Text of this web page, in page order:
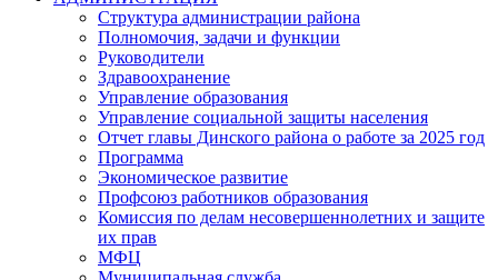
Структура администрации района
Полномочия, задачи и функции
Руководители
Здравоохранение
Управление образования
Управление социальной защиты населения
Отчет главы Динского района о работе за 2025 год
Программа
Экономическое развитие
Профсоюз работников образования
Комиссия по делам несовершеннолетних и защите
их прав
МФЦ